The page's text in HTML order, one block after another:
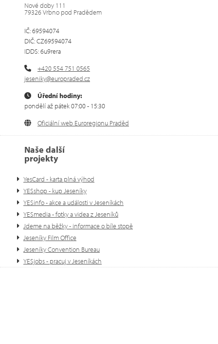
Nové doby 111
79326 Vrbno pod Pradědem
IČ: 69594074
DIČ: CZ69594074
IDDS: 6u9rera
+420 554 751 0565
jeseniky@europraded.cz
Úřední hodiny:
pondělí až pátek 07:00 - 15:30
Oficiální web Euroregionu Praděd
Naše další
projekty
YesCard - karta plná výhod
YESshop - kup Jeseníky
YESinfo - akce a události v Jeseníkách
YESmedia - fotky a videa z Jeseníků
Jdeme na běžky - informace o bíle stopě
Jeseníky Film Office
Jeseníky Convention Bureau
YESjobs - pracuj v Jeseníkách